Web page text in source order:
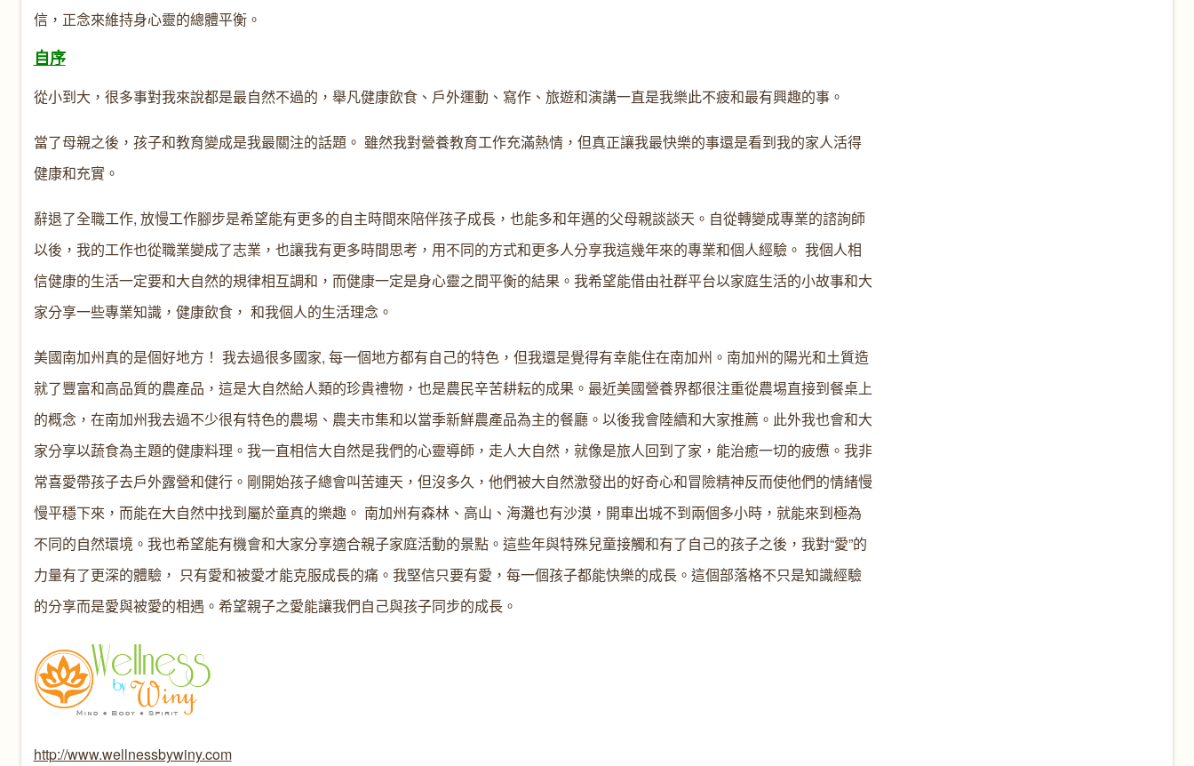
信，正念來維持身心靈的總體平衡。
自序
從小到大，很多事對我來說都是最自然不過的，舉凡健康飲食、戶外運動、寫作、旅遊和演講一直是我樂此不疲和最有興趣的事。
當了母親之後，孩子和教育變成是我最關注的話題。 雖然我對營養教育工作充滿熱情，但真正讓我最快樂的事還是看到我的家人活得
健康和充實。
辭退了全職工作, 放慢工作腳步是希望能有更多的自主時間來陪伴孩子成長，也能多和年邁的父母親談談天。自從轉變成專業的諮詢師
以後，我的工作也從職業變成了志業，也讓我有更多時間思考，用不同的方式和更多人分享我這幾年來的專業和個人經驗。 我個人相
信健康的生活一定要和大自然的規律相互調和，而健康一定是身心靈之間平衡的結果。我希望能借由社群平台以家庭生活的小故事和大
家分享一些專業知識，健康飲食， 和我個人的生活理念。
美國南加州真的是個好地方！ 我去過很多國家, 每一個地方都有自己的特色，但我還是覺得有幸能住在南加州。南加州的陽光和土質造
就了豐富和高品質的農產品，這是大自然給人類的珍貴禮物，也是農民辛苦耕耘的成果。最近美國營養界都很注重從農埸直接到餐桌上
的概念，在南加州我去過不少很有特色的農埸、農夫市集和以當季新鮮農產品為主的餐廳。以後我會陸續和大家推薦。此外我也會和大
家分享以蔬食為主題的健康料理。我一直相信大自然是我們的心靈導師，走人大自然，就像是旅人回到了家，能治癒一切的疲憊。我非
常喜愛帶孩子去戶外露營和健行。剛開始孩子總會叫苦連天，但沒多久，他們被大自然激發出的好奇心和冒險精神反而使他們的情緒慢
慢平穩下來，而能在大自然中找到屬於童真的樂趣。 南加州有森林、高山、海灘也有沙漠，開車出城不到兩個多小時，就能來到極為
不同的自然環境。我也希望能有機會和大家分享適合親子家庭活動的景點。這些年與特殊兒童接觸和有了自己的孩子之後，我對“愛”的
力量有了更深的體驗， 只有愛和被愛才能克服成長的痛。我堅信只要有愛，每一個孩子都能快樂的成長。這個部落格不只是知識經驗
的分享而是愛與被愛的相遇。希望親子之愛能讓我們自己與孩子同步的成長。
http://www.wellnessbywiny.com